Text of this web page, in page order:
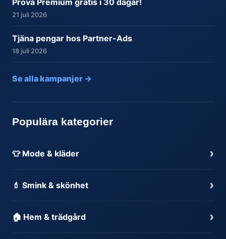
21 juli 2026
Tjäna pengar hos Partner-Ads
18 juli 2026
Se alla kampanjer →
Populära kategorier
👕 Mode & kläder ›
💄 Smink & skönhet ›
🏠 Hem & trädgård ›